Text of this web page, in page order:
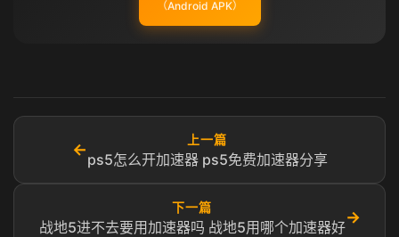
（Android APK）
←
上一篇
ps5怎么开加速器 ps5免费加速器分享
下一篇
战地5进不去要用加速器吗 战地5用哪个加速器好
→